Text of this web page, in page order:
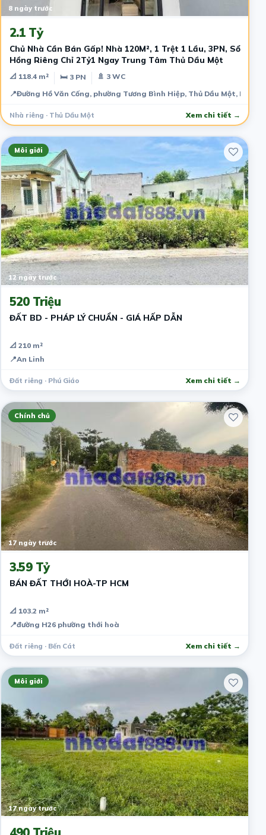
8 ngày trước
2.1 Tỷ
Chủ Nhà Cần Bán Gấp! Nhà 120M², 1 Trệt 1 Lầu, 3PN, Sổ
Hồng Riêng Chỉ 2Tỷ1 Ngay Trung Tâm Thủ Dầu Một
📐 118.4 m² 🛏 3 PN
🚿 3 WC
📍Đường Hồ Văn Cống, phường Tương Bình Hiệp, Thủ Dầu Một, Bình
Nhà riêng · Thủ Dầu Một Xem chi tiết →
Môi giới
12 ngày trước
520 Triệu
ĐẤT BD - PHÁP LÝ CHUẨN - GIÁ HẤP DẪN
📐 210 m²
📍An Linh
Đất riêng · Phú Giáo Xem chi tiết →
Chính chủ
17 ngày trước
3.59 Tỷ
BÁN ĐẤT THỚI HOÀ-TP HCM
📐 103.2 m²
📍đường H26 phường thới hoà
Đất riêng · Bến Cát Xem chi tiết →
Môi giới
17 ngày trước